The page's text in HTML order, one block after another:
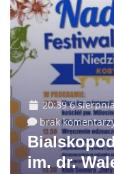
20:39 6
brak
im. dr.